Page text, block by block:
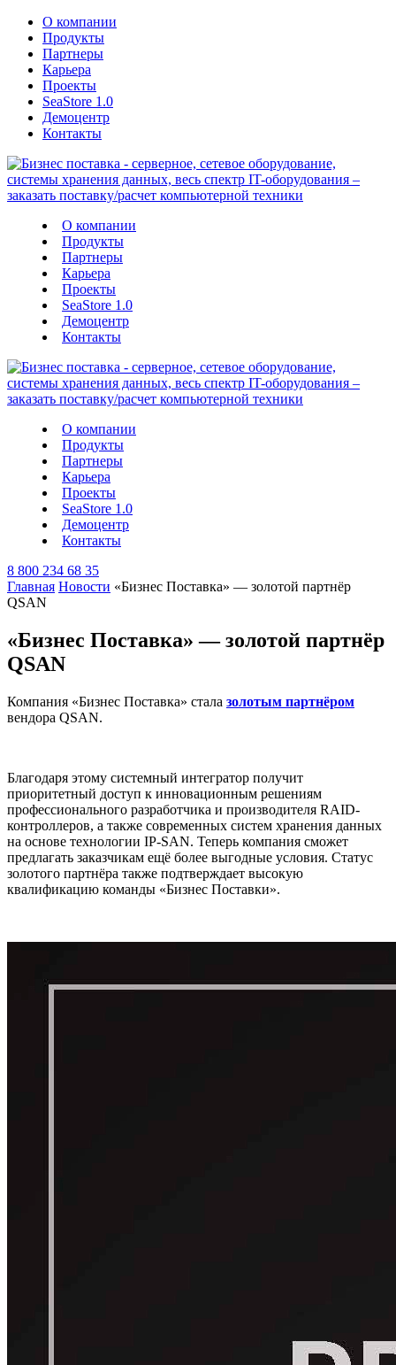
О компании
Продукты
Партнеры
Карьера
Проекты
SeaStore 1.0
Демоцентр
Контакты
О компании
Продукты
Партнеры
Карьера
Проекты
SeaStore 1.0
Демоцентр
Контакты
О компании
Продукты
Партнеры
Карьера
Проекты
SeaStore 1.0
Демоцентр
Контакты
8 800 234 68 35
Главная Новости «Бизнес Поставка» — золотой партнёр
QSAN
«Бизнес Поставка» — золотой партнёр
QSAN
Компания «Бизнес Поставка» стала золотым партнёром
вендора QSAN.
Благодаря этому системный интегратор получит
приоритетный доступ к инновационным решениям
профессионального разработчика и производителя RAID-
контроллеров, а также современных систем хранения данных
на основе технологии IP-SAN. Теперь компания сможет
предлагать заказчикам ещё более выгодные условия. Статус
золотого партнёра также подтверждает высокую
квалификацию команды «Бизнес Поставки».